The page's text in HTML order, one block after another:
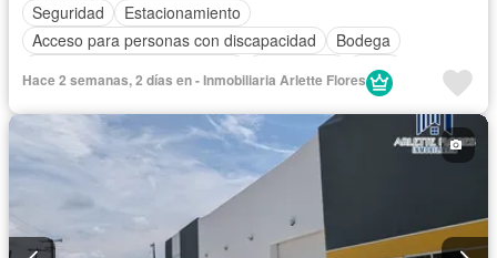
Seguridad
Estacionamiento
Acceso para personas con discapacidad
Bodega
Agua
Hace 2 semanas, 2 días en - Inmobiliaria Arlette Flores